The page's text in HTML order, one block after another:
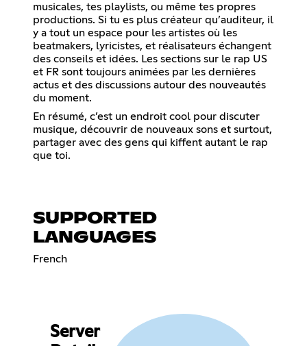
musicales, tes playlists, ou même tes propres
productions. Si tu es plus créateur qu’auditeur, il
y a tout un espace pour les artistes où les
beatmakers, lyricistes, et réalisateurs échangent
des conseils et idées. Les sections sur le rap US
et FR sont toujours animées par les dernières
actus et des discussions autour des nouveautés
du moment.
En résumé, c’est un endroit cool pour discuter
musique, découvrir de nouveaux sons et surtout,
partager avec des gens qui kiffent autant le rap
que toi.
SUPPORTED
LANGUAGES
French
Server